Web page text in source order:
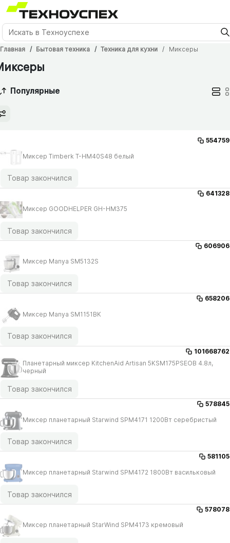
Главная Бытовая техника Техника для кухни Миксеры
Популярные
554759
Миксер Timberk T-HM40S48 белый
Товар закончился
641328
Миксер GOODHELPER GH-HM375
Товар закончился
606906
Миксер Manya SM5132S
Товар закончился
658206
Миксер Manya SM1151BK
Товар закончился
101668762
Планетарный миксер KitchenAid Artisan 5KSM175PSEOB 4.8л,
черный
Товар закончился
578845
Миксер планетарный Starwind SPM4171 1200Вт серебристый
Товар закончился
581105
Миксер планетарный Starwind SPM4172 1800Вт васильковый
Товар закончился
578078
Миксер планетарный StarWind SPM4173 кремовый